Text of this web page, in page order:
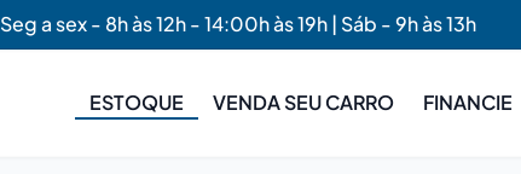
Seg a sex - 8h às 12h - 14:00h às 19h | Sáb - 9h às 13h
ESTOQUE VENDA SEU CARRO FINANCIE